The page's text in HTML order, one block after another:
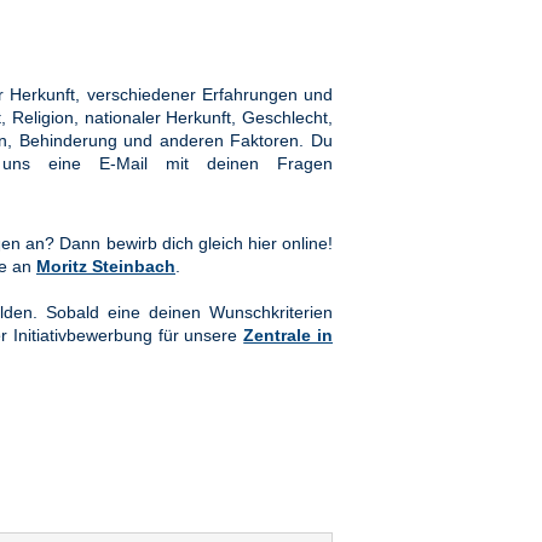
verschiedener Erfahrungen und
nationaler Herkunft, Geschlecht,
Behinderung und anderen Faktoren. Du
eine E-Mail mit deinen Fragen
an? Dann bewirb dich gleich hier online!
an Moritz Steinbach
Sobald eine deinen Wunschkriterien
Initiativbewerbung für unsereZentrale in